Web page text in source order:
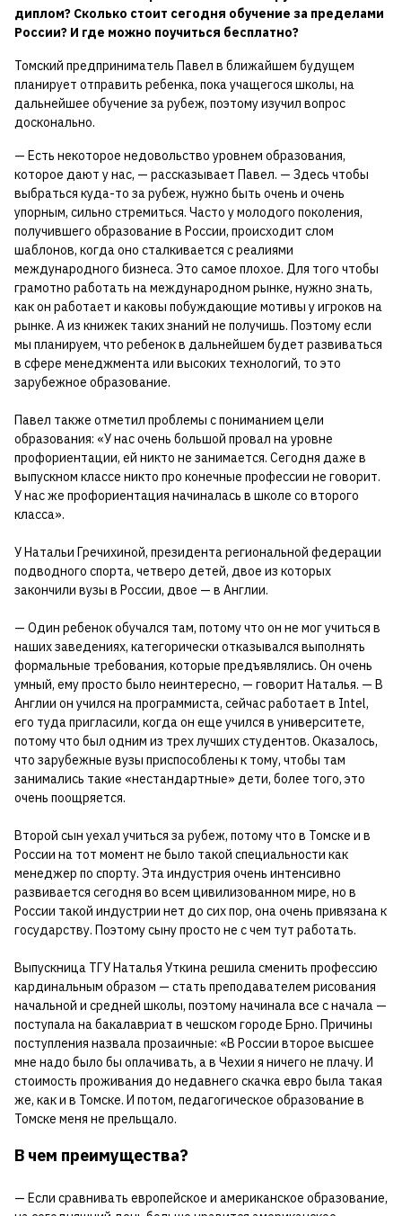
диплом? Сколько стоит сегодня обучение за пределами
России? И где можно поучиться бесплатно?
Томский предприниматель Павел в ближайшем будущем
планирует отправить ребенка, пока учащегося школы, на
дальнейшее обучение за рубеж, поэтому изучил вопрос
досконально.
— Есть некоторое недовольство уровнем образования,
которое дают у нас, — рассказывает Павел. — Здесь чтобы
выбраться куда-то за рубеж, нужно быть очень и очень
упорным, сильно стремиться. Часто у молодого поколения,
получившего образование в России, происходит слом
шаблонов, когда оно сталкивается с реалиями
международного бизнеса. Это самое плохое. Для того чтобы
грамотно работать на международном рынке, нужно знать,
как он работает и каковы побуждающие мотивы у игроков на
рынке. А из книжек таких знаний не получишь. Поэтому если
мы планируем, что ребенок в дальнейшем будет развиваться
в сфере менеджмента или высоких технологий, то это
зарубежное образование.
Павел также отметил проблемы с пониманием цели
образования: «У нас очень большой провал на уровне
профориентации, ей никто не занимается. Сегодня даже в
выпускном классе никто про конечные профессии не говорит.
У нас же профориентация начиналась в школе со второго
класса».
У Натальи Гречихиной, президента региональной федерации
подводного спорта, четверо детей, двое из которых
закончили вузы в России, двое — в Англии.
— Один ребенок обучался там, потому что он не мог учиться в
наших заведениях, категорически отказывался выполнять
формальные требования, которые предъявлялись. Он очень
умный, ему просто было неинтересно, — говорит Наталья. — В
Англии он учился на программиста, сейчас работает в Intel,
его туда пригласили, когда он еще учился в университете,
потому что был одним из трех лучших студентов. Оказалось,
что зарубежные вузы приспособлены к тому, чтобы там
занимались такие «нестандартные» дети, более того, это
очень поощряется.
Второй сын уехал учиться за рубеж, потому что в Томске и в
России на тот момент не было такой специальности как
менеджер по спорту. Эта индустрия очень интенсивно
развивается сегодня во всем цивилизованном мире, но в
России такой индустрии нет до сих пор, она очень привязана к
государству. Поэтому сыну просто не с чем тут работать.
Выпускница ТГУ Наталья Уткина решила сменить профессию
кардинальным образом — стать преподавателем рисования
начальной и средней школы, поэтому начинала все с начала —
поступала на бакалавриат в чешском городе Брно. Причины
поступления назвала прозаичные: «В России второе высшее
мне надо было бы оплачивать, а в Чехии я ничего не плачу. И
стоимость проживания до недавнего скачка евро была такая
же, как и в Томске. И потом, педагогическое образование в
Томске меня не прельщало.
В чем преимущества?
— Если сравнивать европейское и американское образование,